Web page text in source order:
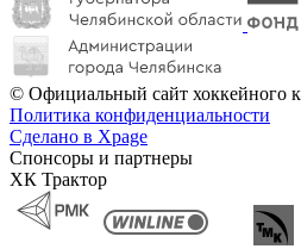
© Официальный сайт хоккейного
Политика конфиденциальности
Сделано в Xpage
Спонсоры и партнеры
ХК Трактор